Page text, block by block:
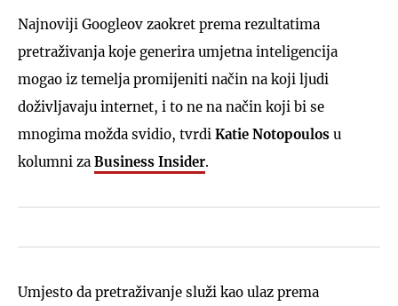
Najnoviji Googleov zaokret prema rezultatima
pretraživanja koje generira umjetna inteligencija
mogao iz temelja promijeniti način na koji ljudi
doživljavaju internet, i to ne na način koji bi se
mnogima možda svidio, tvrdi Katie Notopoulos u
kolumni za Business Insider.
Umjesto da pretraživanje služi kao ulaz prema